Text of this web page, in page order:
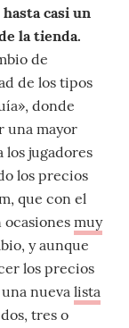
casi un
la tienda.
de
de los tipos
donde
una mayor
jugadores
los precios
que con el
ocasionesmuy
y aunque
los precios
nueva lista
tres o